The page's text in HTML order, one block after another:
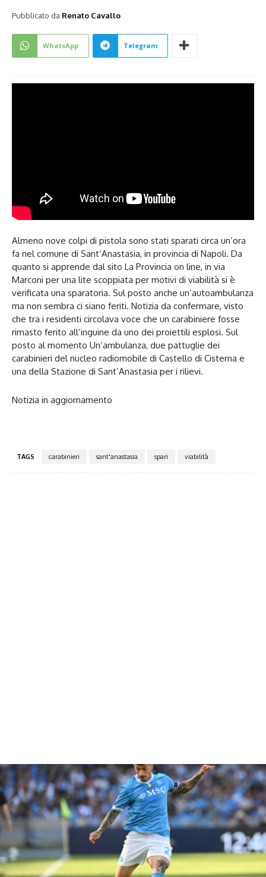
Pubblicato da Renato Cavallo
WhatsApp Telegram
Almeno nove colpi di pistola sono stati sparati circa un’ora
fa nel comune di Sant’Anastasia, in provincia di Napoli. Da
quanto si apprende dal sito La Provincia on line, in via
Marconi per una lite scoppiata per motivi di viabilità si è
verificata una sparatoria. Sul posto anche un’autoambulanza
ma non sembra ci siano feriti. Notizia da confermare, visto
che tra i residenti circolava voce che un carabiniere fosse
rimasto ferito all’inguine da uno dei proiettili esplosi. Sul
posto al momento Un’ambulanza, due pattuglie dei
carabinieri del nucleo radiomobile di Castello di Cisterna e
una della Stazione di Sant’Anastasia per i rilievi.
Notizia in aggiornamento
TAGS carabinieri sant'anastasia spari viabilità